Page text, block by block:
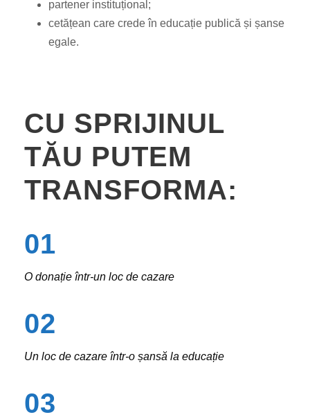
partener instituțional;
cetățean care crede în educație publică și șanse
egale.
CU SPRIJINUL
TĂU PUTEM
TRANSFORMA:
01
O donație într-un loc de cazare
02
Un loc de cazare într-o șansă la educație
03